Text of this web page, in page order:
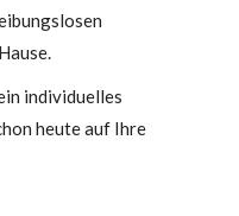
individuelles
heute auf Ihre